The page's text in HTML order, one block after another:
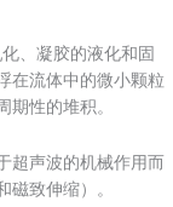
、凝胶的液化和固
在流体中的微小颗粒
性的堆积。
超声波的机械作用而
致伸缩）。